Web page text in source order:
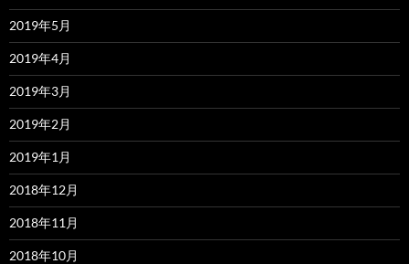
2019年5月
2019年4月
2019年3月
2019年2月
2019年1月
2018年12月
2018年11月
2018年10月